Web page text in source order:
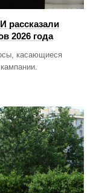
рассказали
2026 года
касающиеся